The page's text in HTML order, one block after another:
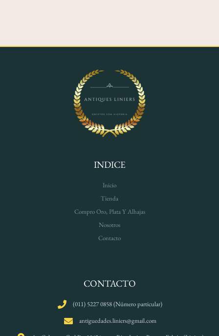
INDICE
Inicio
Tienda
Compro Oro, Plata Y Alhajas
Nosotros
Contacto
CONTACTO
(011) 5227 0858 (Número particular)
antiguedades.liniers@gmail.com